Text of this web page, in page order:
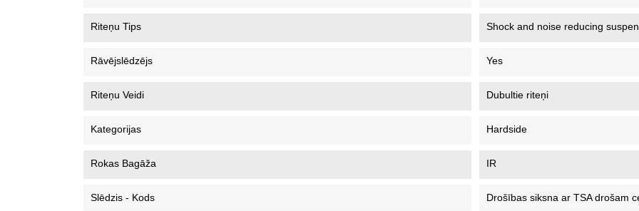
Riteņu Tips Shock and noise reducing
Rāvējslēdzējs Yes
Riteņu Veidi Dubultie riteņi
Kategorijas Hardside
Rokas Bagāža IR
Slēdzis - Kods Drošības siksna ar TSA drošam